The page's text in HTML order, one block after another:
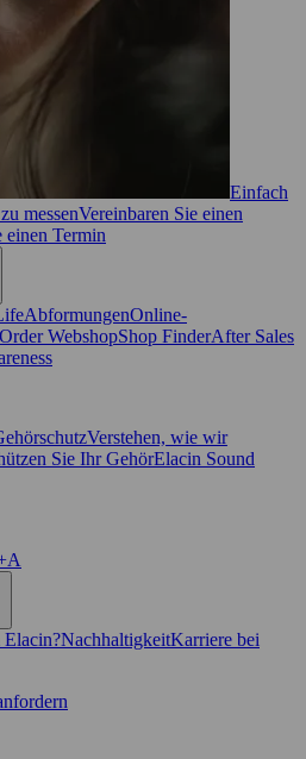
Einfach
messenVereinbaren Sie einen
einen Termin
AbformungenOnline-
WebshopShop FinderAfter Sales
Verstehen, wie wir
Sie Ihr GehörElacin Sound
Elacin?NachhaltigkeitKarriere bei